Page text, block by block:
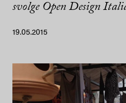
svolge Open Design
19.05.2015